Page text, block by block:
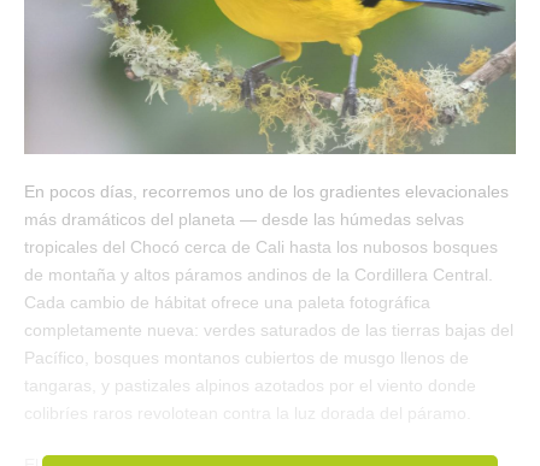
En pocos días, recorremos uno de los gradientes elevacionales
más dramáticos del planeta — desde las húmedas selvas
tropicales del Chocó cerca de Cali hasta los nubosos bosques
de montaña y altos páramos andinos de la Cordillera Central.
Cada cambio de hábitat ofrece una paleta fotográfica
completamente nueva: verdes saturados de las tierras bajas del
Pacífico, bosques montanos cubiertos de musgo llenos de
tangaras, y pastizales alpinos azotados por el viento donde
colibríes raros revolotean contra la luz dorada del páramo.